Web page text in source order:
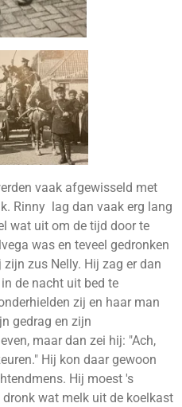
vaak afgewisseld met
Rinny lag dan vaak erg lang
wat uit om de tijd door te
was en teveel gedronken
zus Nelly. Hij zag er dan
de nacht uit bed te
zij en haar man
gedrag en zijn
maar dan zei hij: "Ach,
Hij kon daar gewoon
Hij moest 's
wat melk uit de koelkast